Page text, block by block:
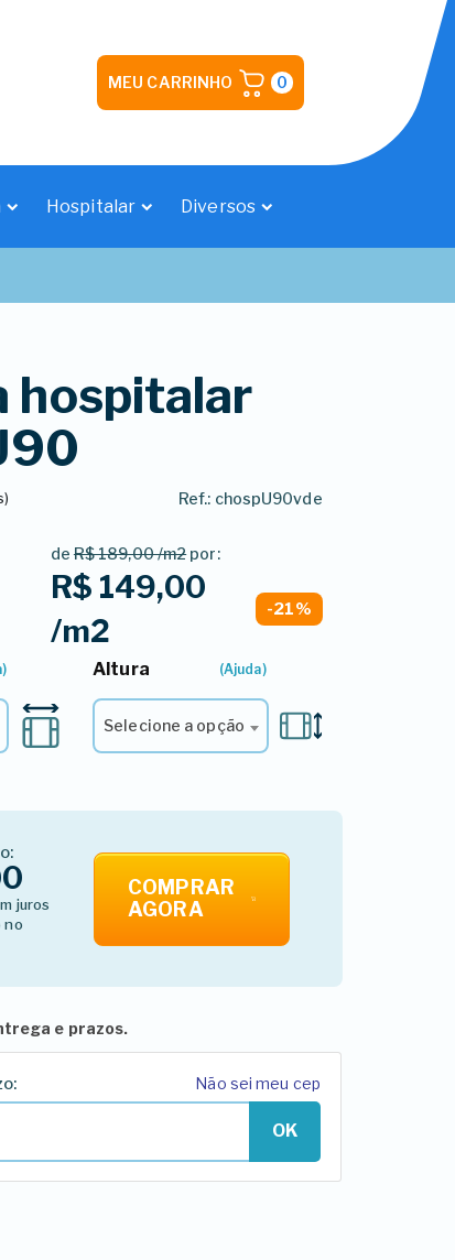
MEU CARRINHO 0
Hospitalar Diversos
hospitalar
Ref.: chospU90vde
deR$ 189,00 /m2por:
R$ 149,00
/m2
-21%
2º - Selecione a Altura*
Altura (Ajuda)
Selecione a opção
juros
no
COMPRAR
AGORA
e prazos.
Não sei meu cep
OK